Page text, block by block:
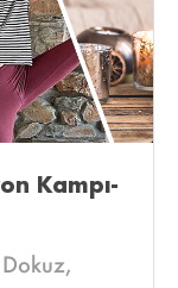
Kampı-